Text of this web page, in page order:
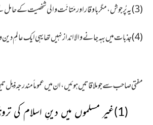
(3)یہ پُرجوش، مگر باوقار اور مَتانَت والی شخصیت کے حامل تھے۔
(4)جذبات میں بہہ جانے والا انداز نہیں تھا یہی ایک عالمِ دین و مبلغ کی ذات کا حُسن ہے۔
مفتی صاحب سے جو ملاقاتیں ہوئیں،ان میں عموماً مندرجہ
(1)غیر مسلموں میں دینِ اسلام کی ترویج و اشاعت :